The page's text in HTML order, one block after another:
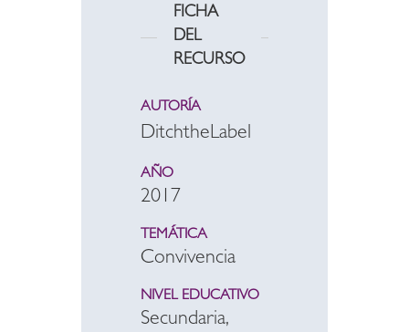
FICHA
DEL
RECURSO
AUTORÍA
DitchtheLabel
AÑO
2017
TEMÁTICA
Convivencia
NIVEL EDUCATIVO
Secundaria,